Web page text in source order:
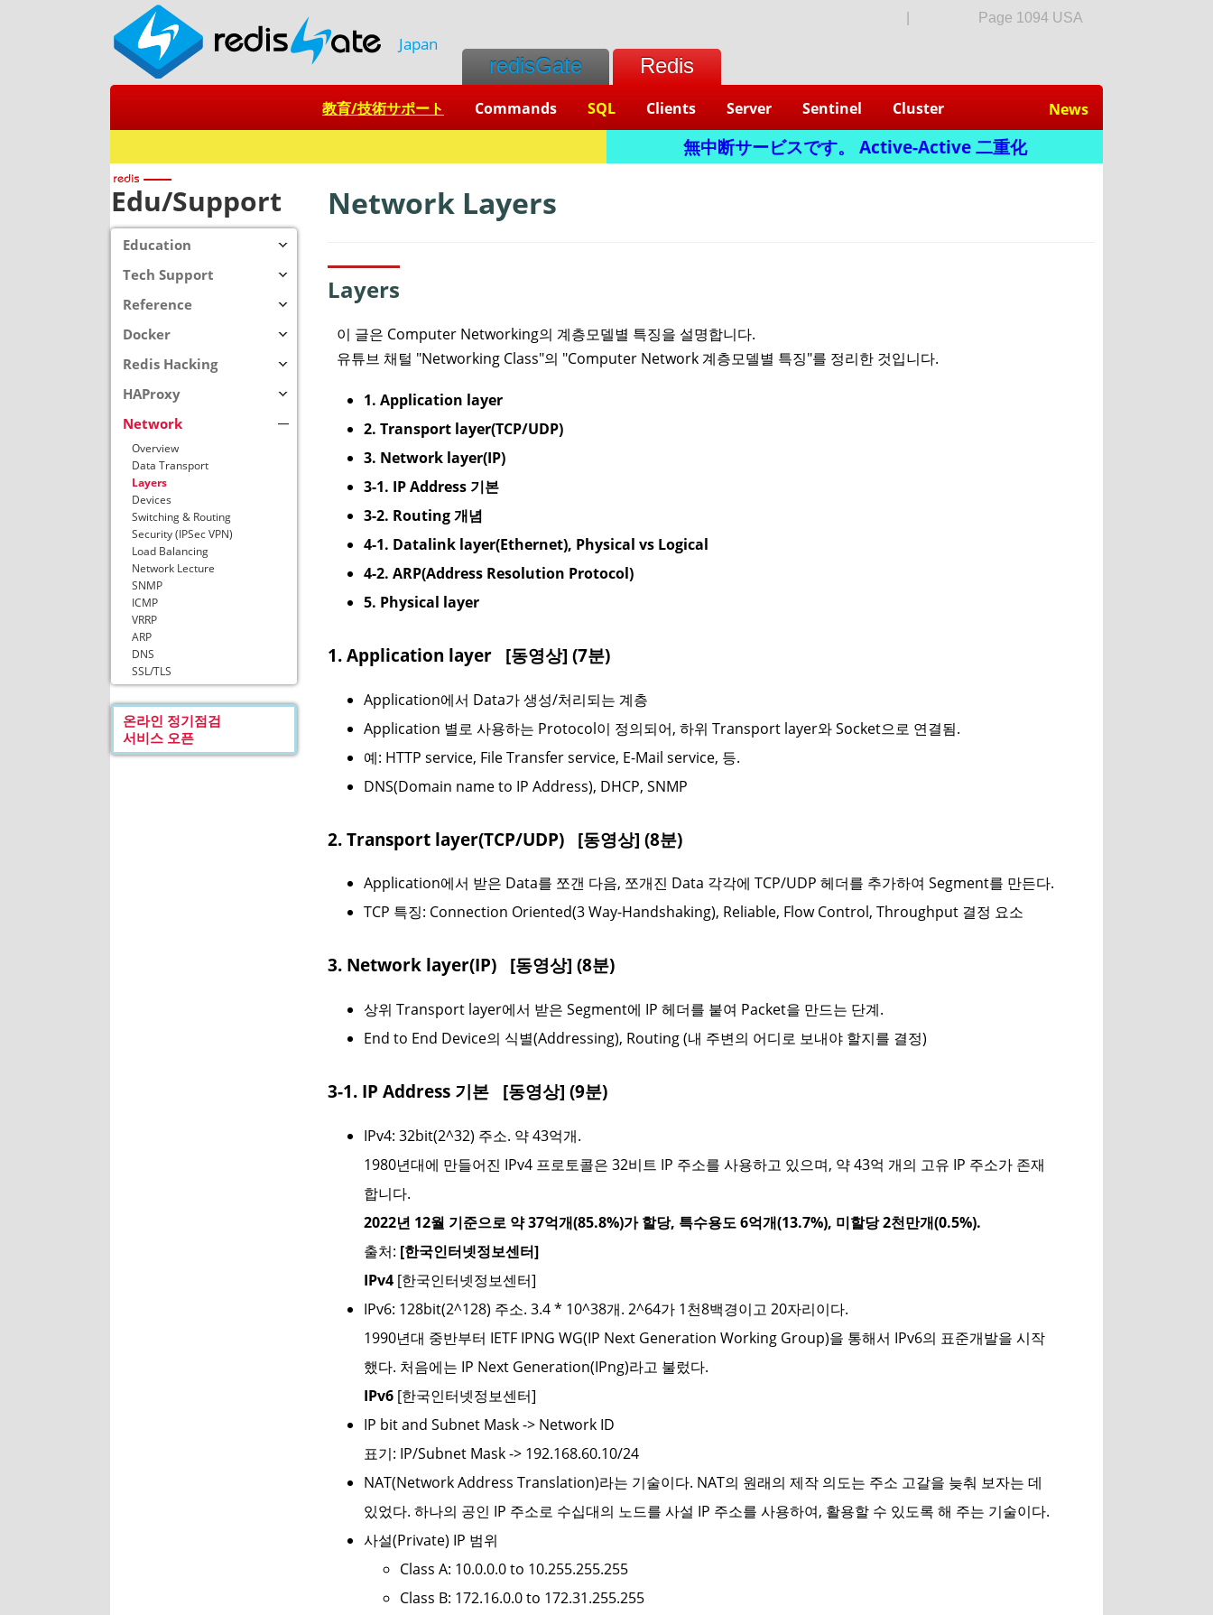
Japan
Page 1094 USA
redisGate Redis
教育/技術サポート Commands SQL Clients Server Sentinel Cluster News
無中断サービスです。 Active-Active 二重化
Edu/Support
Education
Tech Support
Reference
Docker
Redis Hacking
HAProxy
Network
Overview
Data Transport
Layers
Devices
Switching & Routing
Security (IPSec VPN)
Load Balancing
Network Lecture
SNMP
ICMP
VRRP
ARP
DNS
SSL/TLS
온라인 정기점검
서비스 오픈
Network Layers
Layers
이 글은 Computer Networking의 계층모델별 특징을 설명합니다.
유튜브 채털 "Networking Class"의 "Computer Network 계층모델별 특징"를 정리한 것입니다.
1. Application layer
2. Transport layer(TCP/UDP)
3. Network layer(IP)
3-1. IP Address 기본
3-2. Routing 개념
4-1. Datalink layer(Ethernet), Physical vs Logical
4-2. ARP(Address Resolution Protocol)
5. Physical layer
1. Application layer [동영상] (7분)
Application에서 Data가 생성/처리되는 계층
Application 별로 사용하는 Protocol이 정의되어, 하위 Transport layer와 Socket으로 연결됨.
예: HTTP service, File Transfer service, E-Mail service, 등.
DNS(Domain name to IP Address), DHCP, SNMP
2. Transport layer(TCP/UDP) [동영상] (8분)
Application에서 받은 Data를 쪼갠 다음, 쪼개진 Data 각각에 TCP/UDP 헤더를 추가하여 Segment를 만든다.
TCP 특징: Connection Oriented(3 Way-Handshaking), Reliable, Flow Control, Throughput 결정 요소
3. Network layer(IP) [동영상] (8분)
상위 Transport layer에서 받은 Segment에 IP 헤더를 붙여 Packet을 만드는 단계.
End to End Device의 식별(Addressing), Routing (내 주변의 어디로 보내야 할지를 결정)
3-1. IP Address 기본 [동영상] (9분)
IPv4: 32bit(2^32) 주소. 약 43억개.
1980년대에 만들어진 IPv4 프로토콜은 32비트 IP 주소를 사용하고 있으며, 약 43억 개의 고유 IP 주소가 존재
합니다.
2022년 12월 기준으로 약 37억개(85.8%)가 할당, 특수용도 6억개(13.7%), 미할당 2천만개(0.5%).
출처: [한국인터넷정보센터]
IPv4 [한국인터넷정보센터]
IPv6: 128bit(2^128) 주소. 3.4 * 10^38개. 2^64가 1천8백경이고 20자리이다.
1990년대 중반부터 IETF IPNG WG(IP Next Generation Working Group)을 통해서 IPv6의 표준개발을 시작
했다. 처음에는 IP Next Generation(IPng)라고 불렀다.
IPv6 [한국인터넷정보센터]
IP bit and Subnet Mask -> Network ID
표기: IP/Subnet Mask -> 192.168.60.10/24
NAT(Network Address Translation)라는 기술이다. NAT의 원래의 제작 의도는 주소 고갈을 늦춰 보자는 데
있었다. 하나의 공인 IP 주소로 수십대의 노드를 사설 IP 주소를 사용하여, 활용할 수 있도록 해 주는 기술이다.
사설(Private) IP 범위
Class A: 10.0.0.0 to 10.255.255.255
Class B: 172.16.0.0 to 172.31.255.255